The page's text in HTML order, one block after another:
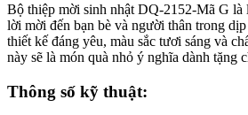
Bộ thiệp mời sinh nhật DQ-2152-Mã G là
lời mời đến bạn bè và người thân trong
thiết kế đáng yêu, màu sắc tươi sáng và
này sẽ là món quà nhỏ ý nghĩa dành tặng
Thông số kỹ thuật: